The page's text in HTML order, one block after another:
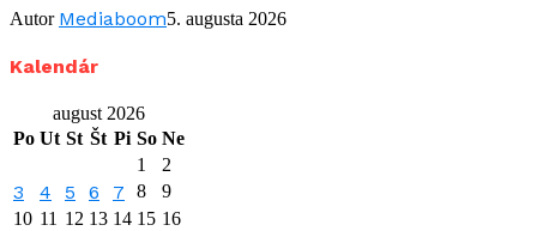
Autor Mediaboom5. augusta 2026
Kalendár
august 2026
Po Ut St Št Pi So Ne
1
2
3 4 5 6 7 8
9
10 11 12 13 14 15 16